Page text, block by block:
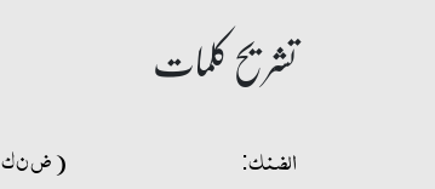
تشریح کلمات
الضنک: (ض ن ک